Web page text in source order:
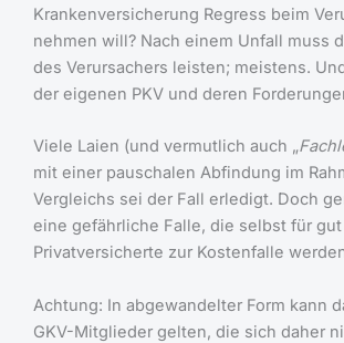
Krankenversicherung Regress beim
nehmen will? Nach einem Unfall muss
des Verursachers leisten; meistens.
der eigenen PKV und deren
Viele Laien (und vermutlich auch „
mit einer pauschalen Abfindung im
Vergleichs sei der Fall erledigt. Doch
eine gefährliche Falle, die selbst für
Privatversicherte zur Kostenfalle
Achtung: In abgewandelter Form kann
GKV-Mitglieder gelten, die sich daher